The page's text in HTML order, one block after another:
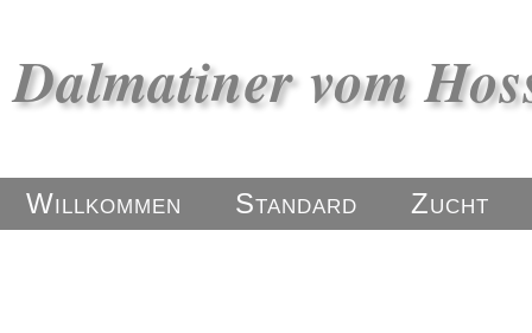
Dalmatiner vom
Willkommen Standard Zucht